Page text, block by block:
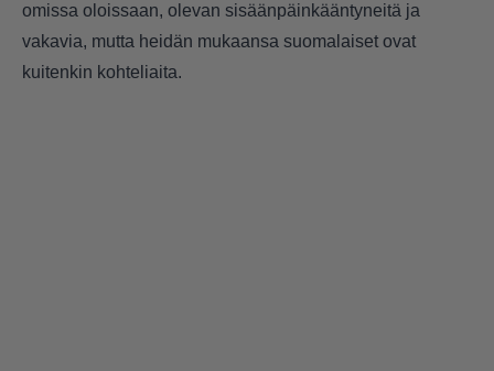
omissa oloissaan, olevan sisäänpäinkääntyneitä ja
vakavia, mutta heidän mukaansa suomalaiset ovat
kuitenkin kohteliaita.